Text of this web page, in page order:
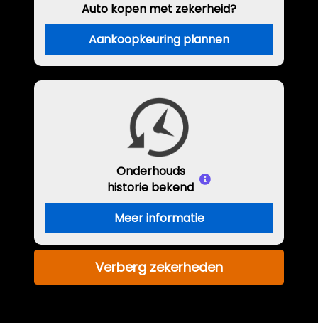
Auto kopen met zekerheid?
Aankoopkeuring plannen
Onderhouds
historie bekend
Meer informatie
Verberg zekerheden